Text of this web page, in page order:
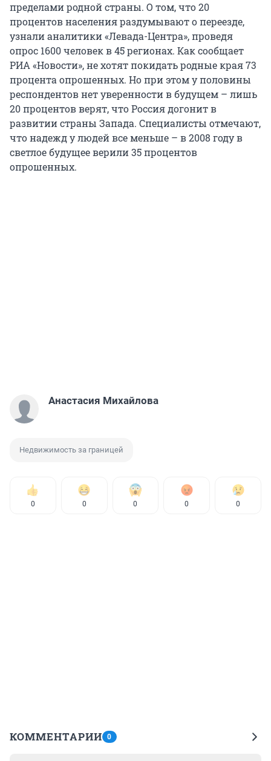
пределами родной страны. О том, что 20
процентов населения раздумывают о переезде,
узнали аналитики «Левада-Центра», проведя
опрос 1600 человек в 45 регионах. Как сообщает
РИА «Новости», не хотят покидать родные края 73
процента опрошенных. Но при этом у половины
респондентов нет уверенности в будущем – лишь
20 процентов верят, что Россия догонит в
развитии страны Запада. Специалисты отмечают,
что надежд у людей все меньше – в 2008 году в
светлое будущее верили 35 процентов
опрошенных.
Анастасия Михайлова
Недвижимость за границей
0 0 0 0 0
КОММЕНТАРИИ 0